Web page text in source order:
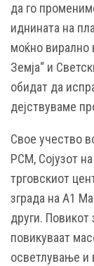
да го
иднината на
моќно вирално
Земја“ и
обидат да
дејствуваме
Свое учество
РСМ, Сојузот
трговскиот
зграда на А1
други. Повикот
повикуваат
осветлување и